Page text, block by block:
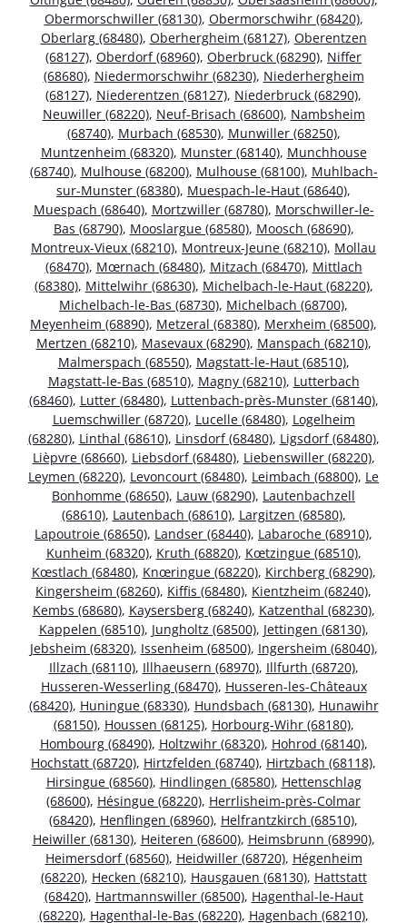
Obermorschwiller (68130), Obermorschwihr (68420),
Oberlarg (68480), Oberhergheim (68127), Oberentzen
(68127), Oberdorf (68960), Oberbruck (68290), Niffer
(68680), Niedermorschwihr (68230), Niederhergheim
(68127), Niederentzen (68127), Niederbruck (68290),
Neuwiller (68220), Neuf-Brisach (68600), Nambsheim
(68740), Murbach (68530), Munwiller (68250),
Muntzenheim (68320), Munster (68140), Munchhouse
(68740), Mulhouse (68200), Mulhouse (68100), Muhlbach-
sur-Munster (68380), Muespach-le-Haut (68640),
Muespach (68640), Mortzwiller (68780), Morschwiller-le-
Bas (68790), Mooslargue (68580), Moosch (68690),
Montreux-Vieux (68210), Montreux-Jeune (68210), Mollau
(68470), Mœrnach (68480), Mitzach (68470), Mittlach
(68380), Mittelwihr (68630), Michelbach-le-Haut (68220),
Michelbach-le-Bas (68730), Michelbach (68700),
Meyenheim (68890), Metzeral (68380), Merxheim (68500),
Mertzen (68210), Masevaux (68290), Manspach (68210),
Malmerspach (68550), Magstatt-le-Haut (68510),
Magstatt-le-Bas (68510), Magny (68210), Lutterbach
(68460), Lutter (68480), Luttenbach-près-Munster (68140),
Luemschwiller (68720), Lucelle (68480), Logelheim
(68280), Linthal (68610), Linsdorf (68480), Ligsdorf (68480),
Lièpvre (68660), Liebsdorf (68480), Liebenswiller (68220),
Leymen (68220), Levoncourt (68480), Leimbach (68800), Le
Bonhomme (68650), Lauw (68290), Lautenbachzell
(68610), Lautenbach (68610), Largitzen (68580),
Lapoutroie (68650), Landser (68440), Labaroche (68910),
Kunheim (68320), Kruth (68820), Kœtzingue (68510),
Kœstlach (68480), Knœringue (68220), Kirchberg (68290),
Kingersheim (68260), Kiffis (68480), Kientzheim (68240),
Kembs (68680), Kaysersberg (68240), Katzenthal (68230),
Kappelen (68510), Jungholtz (68500), Jettingen (68130),
Jebsheim (68320), Issenheim (68500), Ingersheim (68040),
Illzach (68110), Illhaeusern (68970), Illfurth (68720),
Husseren-Wesserling (68470), Husseren-les-Châteaux
(68420), Huningue (68330), Hundsbach (68130), Hunawihr
(68150), Houssen (68125), Horbourg-Wihr (68180),
Hombourg (68490), Holtzwihr (68320), Hohrod (68140),
Hochstatt (68720), Hirtzfelden (68740), Hirtzbach (68118),
Hirsingue (68560), Hindlingen (68580), Hettenschlag
(68600), Hésingue (68220), Herrlisheim-près-Colmar
(68420), Henflingen (68960), Helfrantzkirch (68510),
Heiwiller (68130), Heiteren (68600), Heimsbrunn (68990),
Heimersdorf (68560), Heidwiller (68720), Hégenheim
(68220), Hecken (68210), Hausgauen (68130), Hattstatt
(68420), Hartmannswiller (68500), Hagenthal-le-Haut
(68220), Hagenthal-le-Bas (68220), Hagenbach (68210),